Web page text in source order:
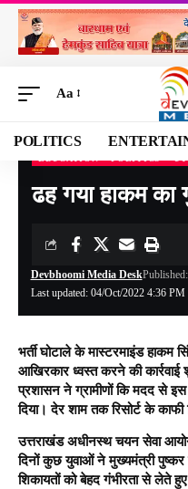
Aa
POLITICS
Devbhoomi Media>Blog>
ढह गया हाकम का
Last updated: 04/Oct/2022 4:36 PM
Devbhoomi Media Desk
भर्ती घोटाले के मास्टरमाइंड हाकम
आखिरकार ध्वस्त करने की
प्रशासन ने ग्रामीणों कि मदद से
दिया। देर शाम तक रिसोर्ट के काफी
उत्तराखंड अधीनस्थ चयन सेवा
दिनों कुछ युवाओं ने मुख्यमंत्री पुष्कर
शिकायतों को बेहद गंभीरता से लेते